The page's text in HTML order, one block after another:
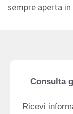
sempre aperta in
Consulta
Ricevi